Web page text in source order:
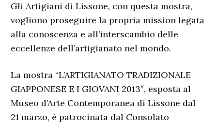
Gli Artigiani di Lissone, con questa mostra,
vogliono proseguire la propria mission legata
alla conoscenza e all’interscambio delle
eccellenze dell’artigianato nel mondo.
La mostra “L’ARTIGIANATO TRADIZIONALE
GIAPPONESE E I GIOVANI 2013″, esposta al
Museo d’Arte Contemporanea di Lissone dal
21 marzo, è patrocinata dal Consolato